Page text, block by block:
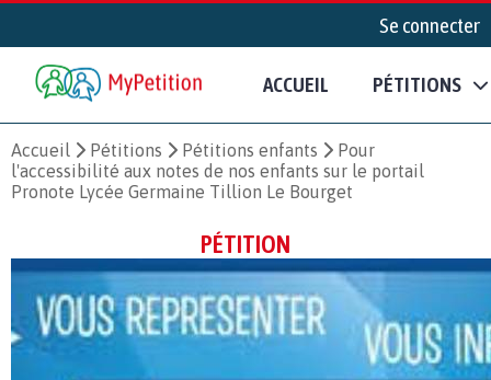
Se connecter
ACCUEIL PÉTITIONS
Accueil Pétitions Pétitions enfants
Pour
l'accessibilité aux notes de nos enfants sur le portail
Pronote Lycée Germaine Tillion Le Bourget
PÉTITION